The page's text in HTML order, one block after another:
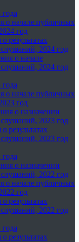
о начале публичных
год
результатах
2024 год
о начале
2024 год
о начале публичных
год
о назначении
2023 год
результатах
2023 год
о назначении
2022 год
о начале публичных
год
результатах
2022 год
результатах